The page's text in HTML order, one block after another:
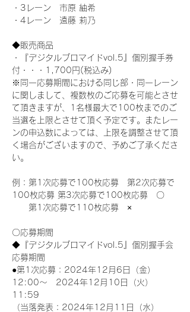
・3レーン　市原 紬希
・4レーン　遠藤 莉乃
◆販売商品
・『デジタルブロマイドvol.5』個別握手券
付・・・1,700円(税込み)
※同一応募期間における同じ部・同一レーン
に関しまして、複数枚のご応募を可能とさせ
て頂きますが、1名様最大で100枚までのご
当選を上限とさせて頂く予定です。またレー
ンの申込数によっては、上限を調整させて頂
く場合がございますので、予めご了承くださ
い。
例：第1次応募で100枚応募　第2次応募で
100枚応募 第3次応募で100枚応募　〇
第1次応募で110枚応募　×
〇応募期間
◆『デジタルブロマイドvol.5』個別握手会
応募期間
●第1次応募：2024年12月6日（金）
12:00～　2024年12月10日（火）
11:59
（当落発表：2024年12月11日（水）